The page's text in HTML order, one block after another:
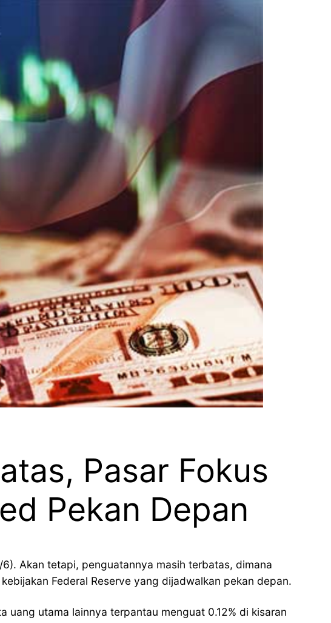
Pasar Fokus
Pekan Depan
Akan tetapi, penguatannya masih terbatas, dimana
Federal Reserve yang dijadwalkan pekan depan.
uang utama lainnya terpantau menguat 0.12% di kisaran